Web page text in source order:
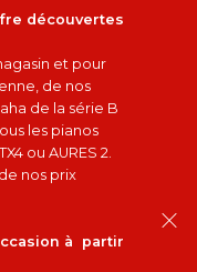
découvertes
et pour
de nos
de la série B
les pianos
ou AURES 2.
nos prix
à partir